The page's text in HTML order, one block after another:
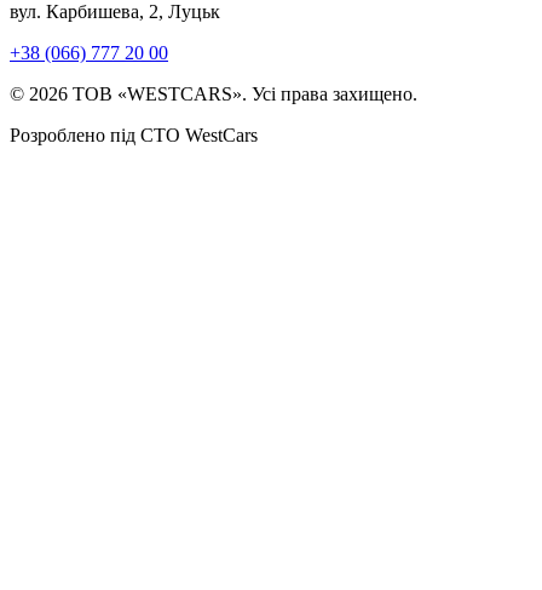
вул. Карбишева, 2, Луцьк
+38 (066) 777 20 00
© 2026 ТОВ «WESTCARS». Усі права захищено.
Розроблено під СТО WestCars